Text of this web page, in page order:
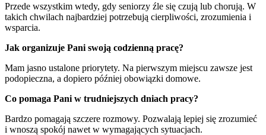
Przede wszystkim wtedy, gdy seniorzy źle się czują lub chorują. W
takich chwilach najbardziej potrzebują cierpliwości, zrozumienia i
wsparcia.
Jak organizuje Pani swoją codzienną pracę?
Mam jasno ustalone priorytety. Na pierwszym miejscu zawsze jest
podopieczna, a dopiero później obowiązki domowe.
Co pomaga Pani w trudniejszych dniach pracy?
Bardzo pomagają szczere rozmowy. Pozwalają lepiej się zrozumieć
i wnoszą spokój nawet w wymagających sytuacjach.